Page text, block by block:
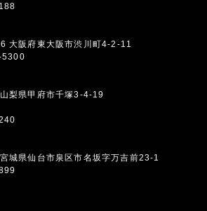
大阪府東大阪市渋川町4-2-11
5300
梨県甲府市千塚3-4-19
城県仙台市泉区市名坂字万吉前23-1